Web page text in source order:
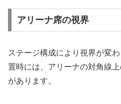
アリーナ席の視界
ステージ構成により視界が変
置時には、アリーナの対角線
があります。